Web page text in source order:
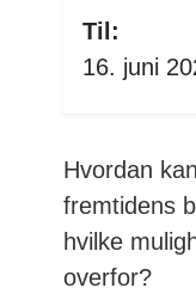
Til:
16. juni
Hvordan
fremtidens
hvilke
overfor?